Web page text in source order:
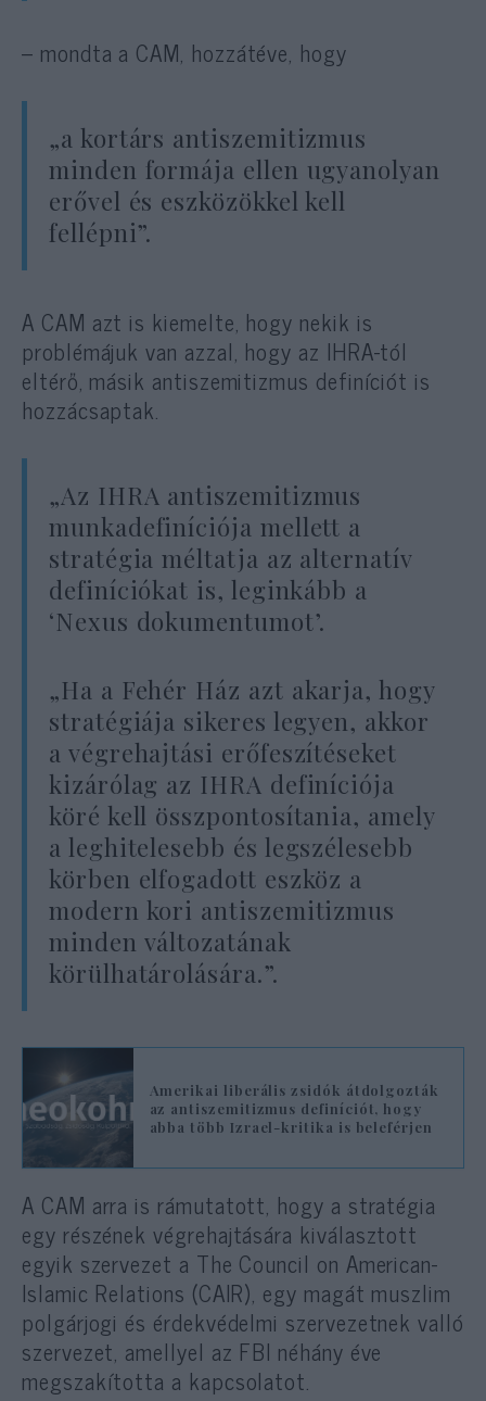
– mondta a CAM, hozzátéve, hogy
„a kortárs antiszemitizmus
minden formája ellen ugyanolyan
erővel és eszközökkel kell
fellépni”.
A CAM azt is kiemelte, hogy nekik is
problémájuk van azzal, hogy az IHRA-tól
eltérő, másik antiszemitizmus definíciót is
hozzácsaptak.
„Az IHRA antiszemitizmus
munkadefiníciója mellett a
stratégia méltatja az alternatív
definíciókat is, leginkább a
‘Nexus dokumentumot’.
„Ha a Fehér Ház azt akarja, hogy
stratégiája sikeres legyen, akkor
a végrehajtási erőfeszítéseket
kizárólag az IHRA definíciója
köré kell összpontosítania, amely
a leghitelesebb és legszélesebb
körben elfogadott eszköz a
modern kori antiszemitizmus
minden változatának
körülhatárolására.”.
Amerikai liberális zsidók átdolgozták
az antiszemitizmus definíciót, hogy
abba több Izrael-kritika is beleférjen
A CAM arra is rámutatott, hogy a stratégia
egy részének végrehajtására kiválasztott
egyik szervezet a The Council on American-
Islamic Relations (CAIR), egy magát muszlim
polgárjogi és érdekvédelmi szervezetnek valló
szervezet, amellyel az FBI néhány éve
megszakította a kapcsolatot.